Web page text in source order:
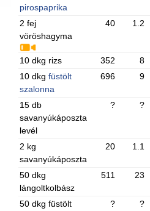
pirospaprika
2 fej
vöröshagyma
40 1.2
10 dkg rizs 352 8
10 dkgfüstölt
szalonna
696 9
15 db
savanyúkáposzta
levél
? ?
2 kg
savanyúkáposzta
20 1.1
50 dkg
lángoltkolbász
511 23
50 dkg füstölt ? ?